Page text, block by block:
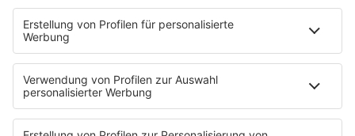
PROGRAMM
Sendeplan
DJs
Playlist
MUSIC